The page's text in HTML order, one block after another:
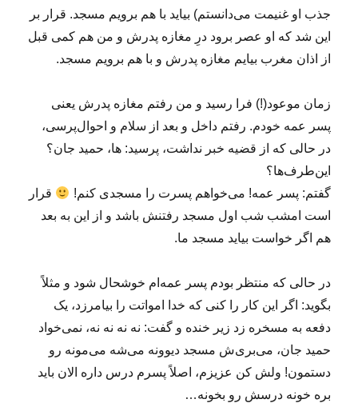
جذب او غنیمت می‌دانستم) بیاید با هم برویم مسجد. قرار بر
این شد که او عصر برود درِ مغازه پدرش و من هم کمی قبل
از اذان مغرب بیایم مغازه پدرش و با هم برویم مسجد.
زمان موعود(!) فرا رسید و من رفتم مغازه پدرش یعنی
پسر عمه خودم. رفتم داخل و بعد از سلام و احوال‌پرسی،
در حالی که از قضیه خبر نداشت، پرسید: ها، حمید جان؟
این‌طرف‌ها؟
گفتم: پسر عمه! می‌خواهم پسرت را مسجدی کنم!
قرار
است امشب شب اول مسجد رفتنش باشد و از این به بعد
هم اگر خواست بیاید مسجد ما.
در حالی که منتظر بودم پسر عمه‌ام خوشحال شود و مثلاً
بگوید: اگر این کار را کنی که خدا امواتت را بیامرزد، یک
دفعه به مسخره زد زیر خنده و گفت: نه نه نه نه، نمی‌خواد
حمید جان، می‌بری‌ش مسجد دیوونه می‌شه می‌مونه رو
دستمون! ولش کن عزیزم، اصلاً پسرم درس داره الان باید
بره خونه درسش رو بخونه…